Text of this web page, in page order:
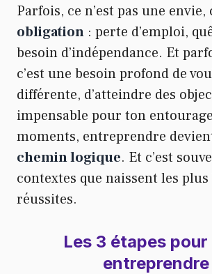
Parfois, ce n’est pas une envie,
obligation : perte d’emploi,
besoin d’indépendance. Et
c’est une besoin profond de
différente, d’atteindre des
impensable pour ton
moments, entreprendre
chemin logique. Et c’est
contextes que naissent les plus
réussites.
Les 3 étapes
entreprendre